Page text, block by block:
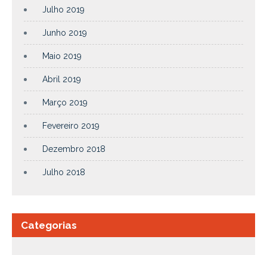
Julho 2019
Junho 2019
Maio 2019
Abril 2019
Março 2019
Fevereiro 2019
Dezembro 2018
Julho 2018
Categorias